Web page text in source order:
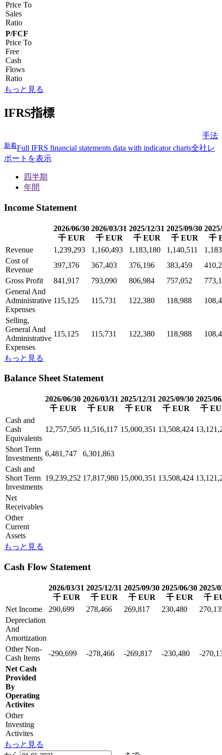
Price To
Sales
Ratio
P/FCF
Price To
Free
Cash
Flows
Ratio
もっと見る
IFRS指標
手法
新着Full IFRS financial statements data with indicator charts全社レ
ポートを表示
四半期
年間
Income Statement
2026/06/30
千 EUR
2026/03/31
千 EUR
2025/12/31
千 EUR
2025/09/30
千 EUR
千
Revenue
1,239,293 1,160,493 1,183,180 1,140,511
Cost of
Revenue
397,376 367,403 376,196 383,459
Gross Profit
841,917 793,090 806,984 757,052
General And
Administrative
Expenses
115,125 115,731 122,380 118,988
Selling,
General And
Administrative
Expenses
115,125 115,731 122,380 118,988
もっと見る
Balance Sheet Statement
2026/06/30
千 EUR
2026/03/31
千 EUR
2025/12/31
千 EUR
2025/09/30
千 EUR
2025/
千
Cash and
Cash
Equivalents
12,757,505 11,516,117 15,000,351 13,508,424
Short Term
Investments
6,481,747
6,301,863
Cash and
Short Term
Investments
19,239,252 17,817,980 15,000,351 13,508,424
Net
Receivables
Other
Current
Assets
もっと見る
Cash Flow Statement
2026/03/31
千 EUR
2025/12/31
千 EUR
2025/09/30
千 EUR
2025/06/30
千 EUR
2025/
千
Net Income
290,699 278,466 269,817 230,480
Depreciation
And
Amortization
Other Non-
Cash Items
-290,699 -278,466 -269,817 -230,480
-
Net Cash
Provided
By
Operating
Activites
Other
Investing
Activites
もっと見る